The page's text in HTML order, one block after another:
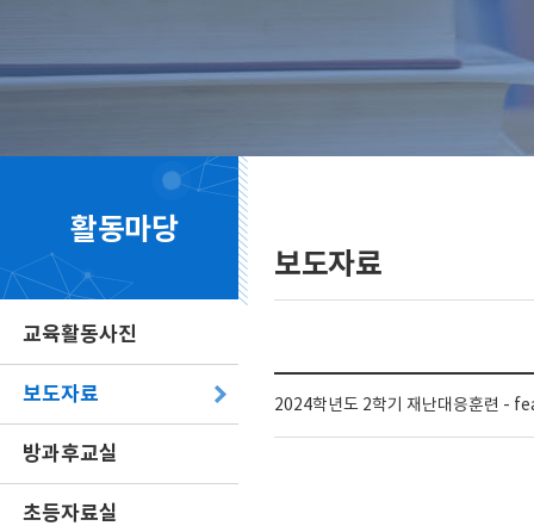
활동마당
교육활동사진
보도자료
방과후교실
초등자료실
보도자료
2024학년도 2학기 재난대응훈련 -